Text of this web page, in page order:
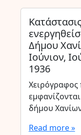
Δήμου
Ιούνιον,
1936
Χειρόγραφος
δήμου
Read more »